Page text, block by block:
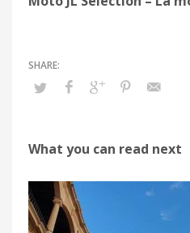
What you can read next